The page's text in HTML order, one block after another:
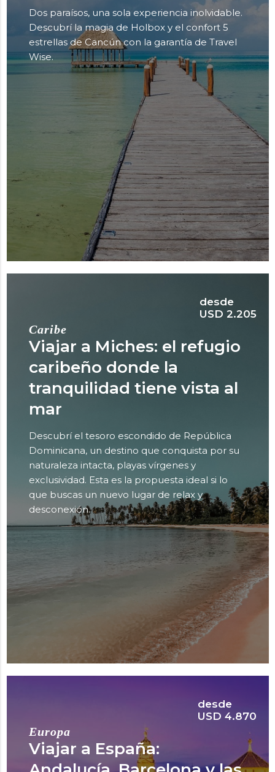
Dos paraísos, una sola experiencia inolvidable.
Descubrí la magia de Holbox y el confort 5
estrellas de Cancún con la garantía de Travel
Wise.
desde
USD 2.205
Caribe
Viajar a Miches: el refugio
caribeño donde la
tranquilidad tiene vista al
mar
Descubrí el tesoro escondido de República
Dominicana, un destino que conquista por su
naturaleza intacta, playas vírgenes y
exclusividad. Esta es la propuesta ideal si lo
que buscas un nuevo lugar de relax y
desconexión.
desde
USD 4.870
Europa
Viajar a España: